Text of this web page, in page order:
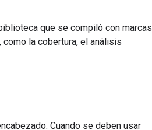
que se compiló con marcas
la cobertura, el análisis
Cuando se deben usar